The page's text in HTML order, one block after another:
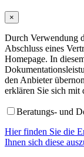
×
Durch Verwendung
Abschluss eines
Homepage. In
den Anbieter
erklären Sie sich mit
Beratungs- und
Hier finden Sie die
Ihnen sich diese